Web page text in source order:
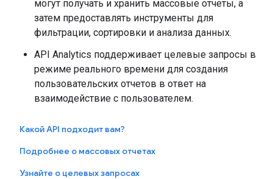
могут получать и хранить массовые отчеты, а
затем предоставлять инструменты для
фильтрации, сортировки и анализа данных.
API Analytics поддерживает целевые запросы в
режиме реального времени для создания
пользовательских отчетов в ответ на
взаимодействие с пользователем.
Какой API подходит вам?
Подробнее о массовых отчетах
Узнайте о целевых запросах